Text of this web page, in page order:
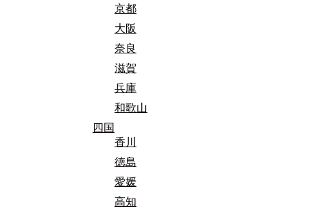
京都
大阪
奈良
滋賀
兵庫
和歌山
四国
香川
徳島
愛媛
高知